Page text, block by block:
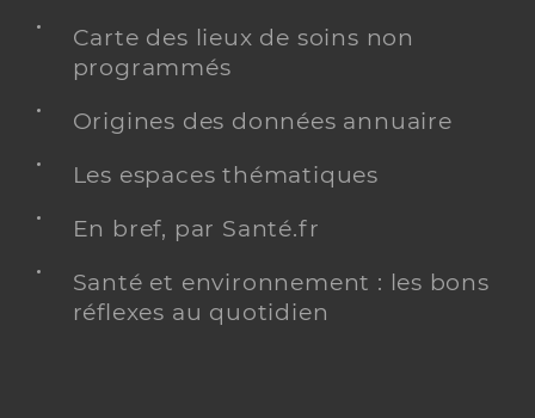
Carte des lieux de soins non
programmés
Origines des données annuaire
Les espaces thématiques
En bref, par Santé.fr
Santé et environnement : les bons
réflexes au quotidien